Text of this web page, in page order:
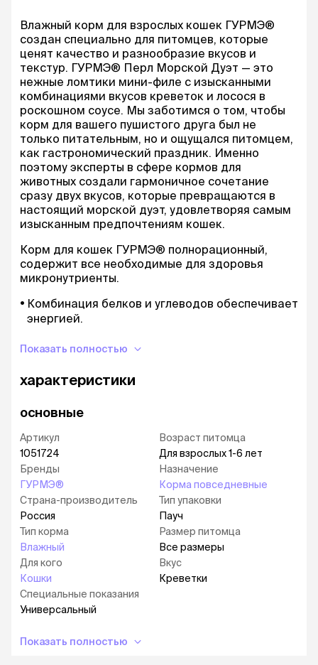
Влажный корм для взрослых кошек ГУРМЭ®
создан специально для питомцев, которые
ценят качество и разнообразие вкусов и
текстур. ГУРМЭ® Перл Морской Дуэт — это
нежные ломтики мини-филе с изысканными
комбинациями вкусов креветок и лосося в
роскошном соусе. Мы заботимся о том, чтобы
корм для вашего пушистого друга был не
только питательным, но и ощущался питомцем,
как гастрономический праздник. Именно
поэтому эксперты в сфере кормов для
животных создали гармоничное сочетание
сразу двух вкусов, которые превращаются в
настоящий морской дуэт, удовлетворяя самым
изысканным предпочтениям кошек.
Корм для кошек ГУРМЭ® полнорационный,
содержит все необходимые для здоровья
микронутриенты.
Комбинация белков и углеводов обеспечивает
энергией.
пищеварительной системы.
Восхитительный вкус удовлетворит самые
утонченные предпочтения питомца.
Влажные корма ГУРМЭ® не содержат
консервантов.
Срок годности (дни): 720
Хранить в сухом прохладном месте. Упаковка
не предназначена для игры. Для
предотвращения риска удушения храните в
недоступной для детей и животных месте.
Годен до, дату изготовления, регистрационный
номер фабрики и номер партии: см. на
упаковке.
Показать полностью
характеристики
основные
Артикул
1051724
Бренды
ГУРМЭ®
Страна-производитель
Россия
Тип корма
Влажный
Для кого
Кошки
Специальные показания
Универсальный
Возраст питомца
Для взрослых 1-6 лет
Назначение
Корма повседневные
Тип упаковки
Пауч
Размер питомца
Все размеры
Вкус
Креветки
Показать полностью